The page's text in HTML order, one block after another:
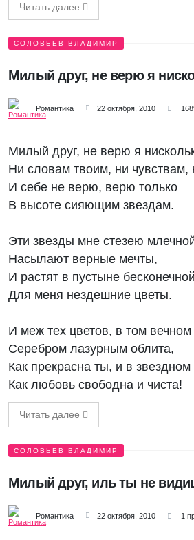
Читать далее
СОЛОВЬЕВ ВЛАДИМИР
Милый друг, не верю я
Романтика 22 октября, 2010
Милый друг, не верю я
Ни словам твоим, ни чувствам,
И себе не верю, верю только
В высоте сияющим звездам.
Эти звезды мне стезею
Насылают верные мечты,
И растят в пустыне бесконечной
Для меня нездешние цветы.
И меж тех цветов, в том вечном
Серебром лазурным облита,
Как прекрасна ты, и в звездном
Как любовь свободна и чиста!
Читать далее
СОЛОВЬЕВ ВЛАДИМИР
Милый друг, иль ты не
Романтика 22 октября, 2010 1